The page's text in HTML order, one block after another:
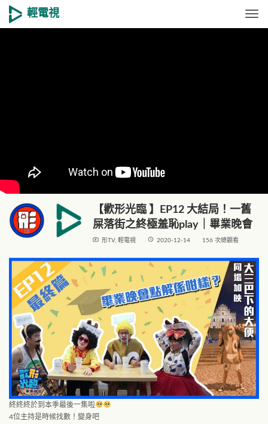
輕電視
【歡形光臨 】EP12 大結局！一舊
屎落街之終極羞恥play｜畢業晚會
live_tv 形TV, 輕電視 access_time 2020-12-14 156 次總觀看
終終終於到本季最後一集啦
4位主持是時候找數！變身吧